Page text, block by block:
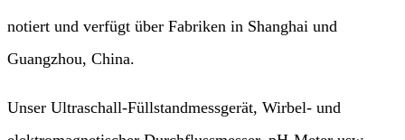
notiert und verfügt über Fabriken in Shanghai und
Guangzhou, China.
Unser Ultraschall-Füllstandmessgerät, Wirbel- und